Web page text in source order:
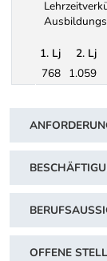
1. Lj
2. Lj
768 1.059
OFFENE